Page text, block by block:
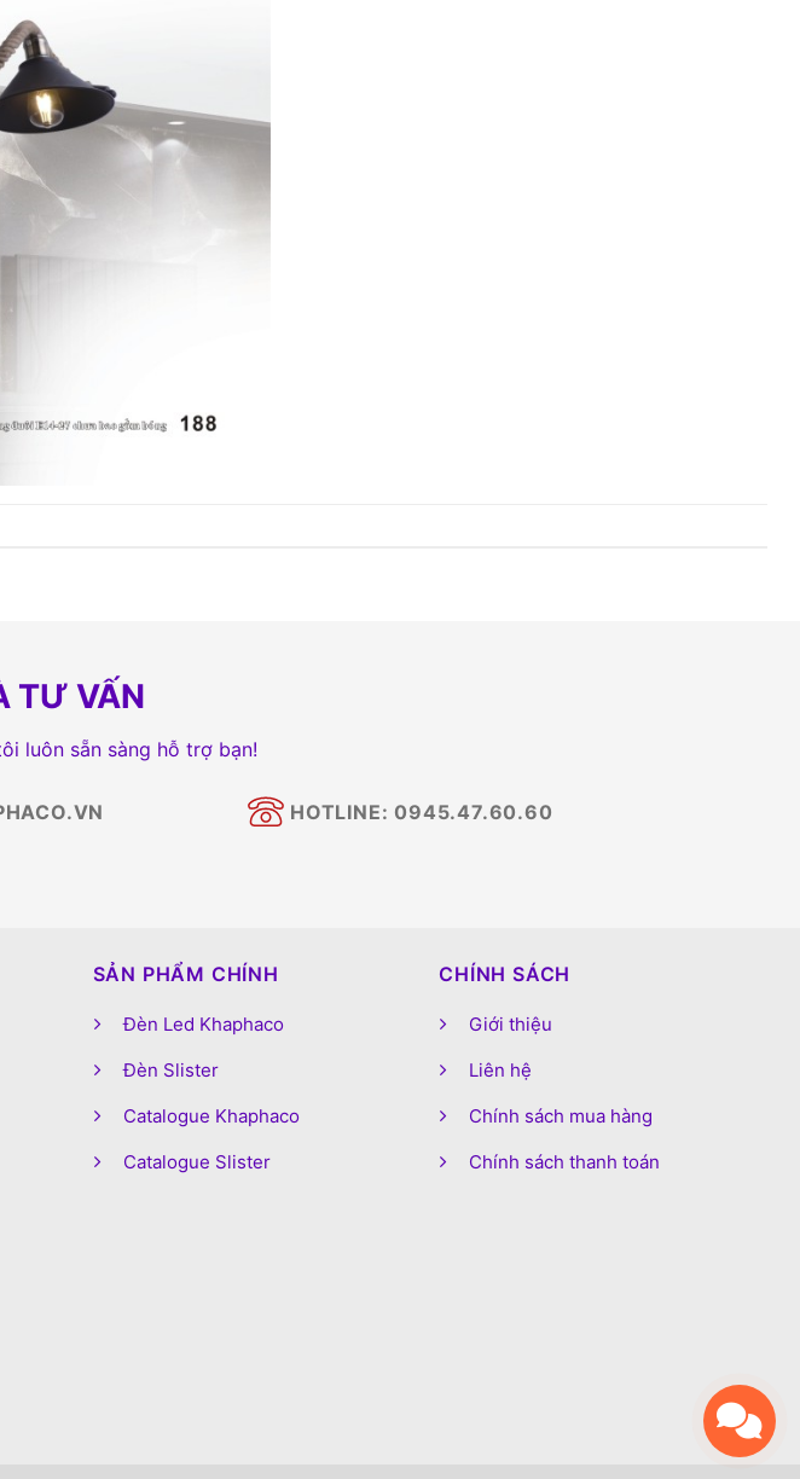
TƯ VẤN
luôn sẵn sàng hỗ trợ bạn!
HOTLINE: 0945.47.60.60
SẢN PHẨM CHÍNH
Đèn Led Khaphaco
Đèn Slister
Catalogue Khaphaco
Catalogue Slister
CHÍNH SÁCH
Giới thiệu
Liên hệ
Chính sách mua hàng
Chính sách thanh toán